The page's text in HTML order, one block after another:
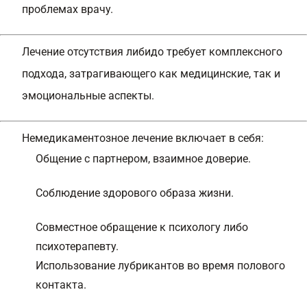
проблемах врачу.
Лечение отсутствия либидо требует комплексного
подхода, затрагивающего как медицинские, так и
эмоциональные аспекты.
Немедикаментозное лечение включает в себя:
Общение с партнером, взаимное доверие.
Соблюдение здорового образа жизни.
Совместное обращение к психологу либо
психотерапевту.
Использование лубрикантов во время полового
контакта.